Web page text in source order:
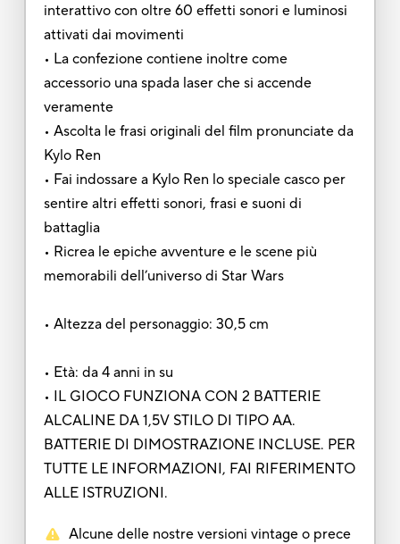
interattivo con oltre 60 effetti sonori e luminosi
attivati dai movimenti
• La confezione contiene inoltre come
accessorio una spada laser che si accende
veramente
• Ascolta le frasi originali del film pronunciate da
Kylo Ren
• Fai indossare a Kylo Ren lo speciale casco per
sentire altri effetti sonori, frasi e suoni di
battaglia
• Ricrea le epiche avventure e le scene più
memorabili dell’universo di Star Wars
• Altezza del personaggio: 30,5 cm
• Età: da 4 anni in su
• IL GIOCO FUNZIONA CON 2 BATTERIE
ALCALINE DA 1,5V STILO DI TIPO AA.
BATTERIE DI DIMOSTRAZIONE INCLUSE. PER
TUTTE LE INFORMAZIONI, FAI RIFERIMENTO
ALLE ISTRUZIONI.
Alcune delle nostre versioni vintage o prece